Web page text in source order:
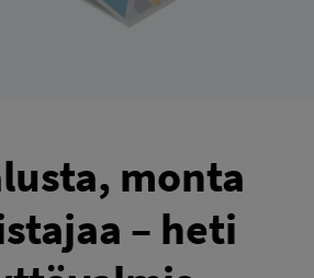
monta
– heti